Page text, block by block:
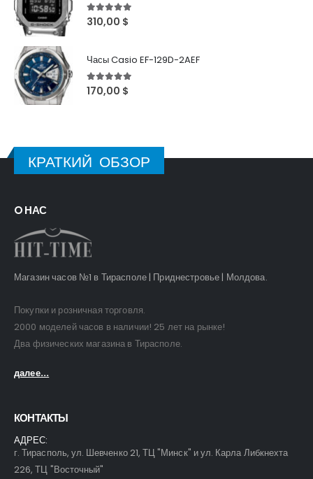
5out of 5
310,00 $
Часы Casio EF-129D-2AEF
5out of 5
170,00 $
КРАТКИЙ ОБЗОР
O НАС
Магазин часов №1 в Тирасполе | Приднестровье | Молдова.
Покупки и розничная торговля.
2000 моделей часов в наличии! 25 лет на рынке!
Два физических магазина в Тирасполе.
далее...
КОНТАКТЫ
АДРЕС:
г. Тирасполь, ул. Шевченко 21, ТЦ "Минск" и ул. Карла Либкнехта
226, ТЦ "Восточный"